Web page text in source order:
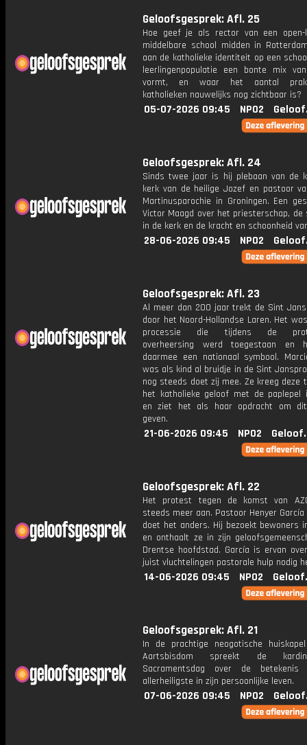
Geloofsgesprek: Afl. 25
Hoe geef je als rector van een open-
middelbare school midden in
aan de katholieke identiteit op een
leerlingenpopulatie een bonte mix
vormt, en waar het aantal
katholieken nauwelijks nog zichtbaar is?
05-07-2026 09:45 NPO2
Geloofsgesprek: Afl. 24
Sinds twee jaar is hij plebaan van de
kerk van de heilige Jozef en pastoor
Martinusparochie in Groningen. Een
Victor Maagd over het priesterschap, de
in de kerk en de kracht en schoonheid
28-06-2026 09:45 NPO2
Geloofsgesprek: Afl. 23
Al meer dan 200 jaar trekt de Sint
door het Noord-Hollandse Laren. Het
processie die tijdens de
overheersing werd toegestaan en
daarmee een nationaal symbool.
was als kind al bruidje in de Sint
nog steeds doet zij mee. Ze kreeg deze
het katholieke geloof met de paplepel
en ziet het als haar opdracht om
geven.
21-06-2026 09:45 NPO2
Geloofsgesprek: Afl. 22
Het protest tegen de komst van
steeds meer aan. Pastoor Henyer
doet het anders. Hij bezoekt bewoners
en onthaalt ze in zijn
Drentse hoofdstad. García is ervan
juist vluchtelingen pastorale hulp nodig
14-06-2026 09:45 NPO2
Geloofsgesprek: Afl. 21
In de prachtige neogotische
Aartsbisdom spreekt de
Sacramentsdag over de
allerheiligste in zijn persoonlijke leven.
07-06-2026 09:45 NPO2